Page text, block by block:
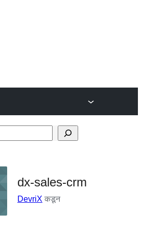
dx-sales-crm
DevriX कडून